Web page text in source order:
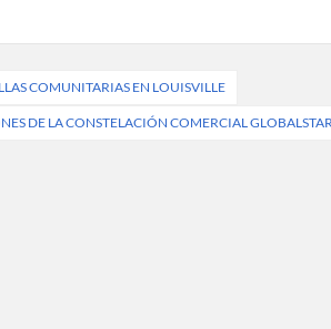
COMUNITARIAS EN LOUISVILLE
DE LA CONSTELACIÓN COMERCIAL